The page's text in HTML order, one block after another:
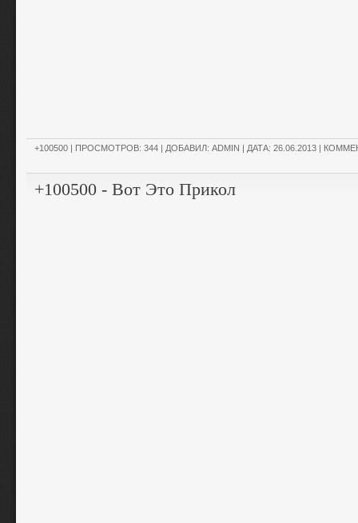
+100500 | ПРОСМОТРОВ: 344 | ДОБАВИЛ: ADMIN | ДАТА: 26.06.2013 |
+100500 - Вот Это Прикол